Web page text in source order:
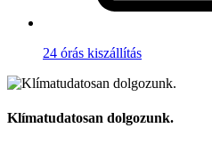
24 órás kiszállítás
Klímatudatosan dolgozunk.